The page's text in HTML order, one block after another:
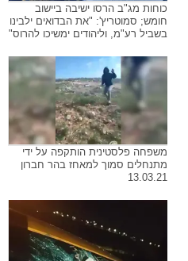
כוחות מג"ב הרסו ישיבה ביישוב
חומש; סמוטריץ': "את הבדואים ילבינו
בשביל רע"מ, וליהודים ימשיכו להרוס"
משפחה פלסטינית הותקפה על ידי
מתנחלים סמוך למאחז בהר חברון
13.03.21